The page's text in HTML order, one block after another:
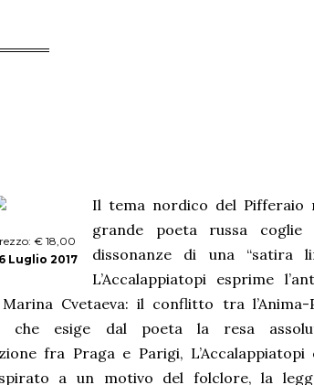
€ 18,00
6 Luglio 2017
Il tema nordico del Pifferaio
grande poeta russa
dissonanze di una “satira
L’Accalappiatopi esprime
Cvetaeva: il conflitto tra
che esige dal poeta la resa
fra Praga e Parigi,
a un motivo del folclore, la